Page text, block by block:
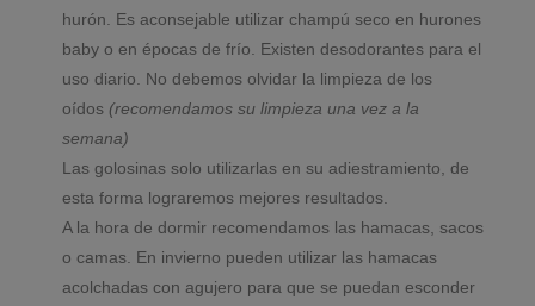
hurón. Es aconsejable utilizar champú seco en hurones
baby o en épocas de frío. Existen desodorantes para el
uso diario. No debemos olvidar la limpieza de los
oídos (recomendamos su limpieza una vez a la
semana)
Las golosinas solo utilizarlas en su adiestramiento, de
esta forma lograremos mejores resultados.
A la hora de dormir recomendamos las hamacas, sacos
o camas. En invierno pueden utilizar las hamacas
acolchadas con agujero para que se puedan esconder